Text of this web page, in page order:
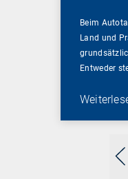
Beim
Land und
Entweder